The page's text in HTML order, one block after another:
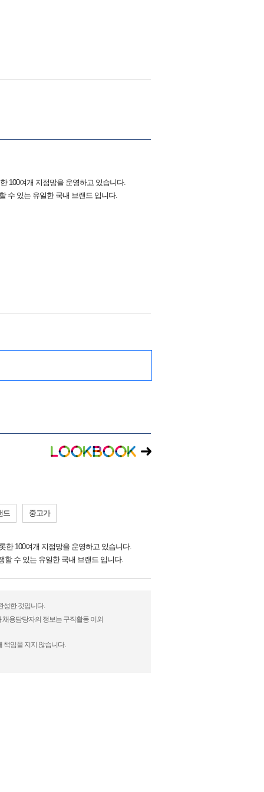
100여개 지점망을 운영하고 있습니다.
수 있는 유일한 국내 브랜드 입니다.
드 중고가
한 100여개 지점망을 운영하고 있습니다.
할 수 있는 유일한 국내 브랜드 입니다.
성한 것입니다.
용담당자의 정보는 구직활동 이외
책임을 지지 않습니다.